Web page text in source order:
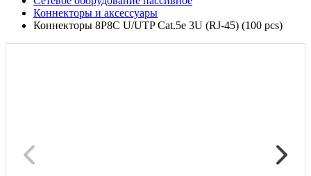
Коннекторы и аксессуары
Коннекторы 8P8C U/UTP Cat.5e 3U (RJ-45) (100 pcs)